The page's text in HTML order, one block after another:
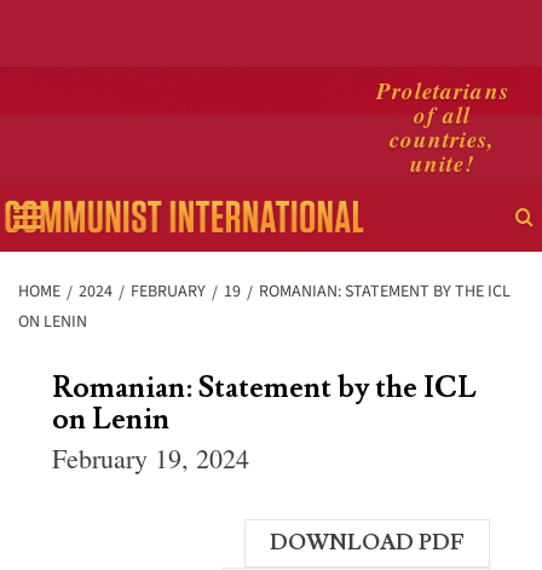
Proletarians
of all
countries,
unite!
Primary
Menu
HOME 2024 FEBRUARY 19
ROMANIAN: STATEMENT BY THE ICL
ON LENIN
Romanian: Statement by the ICL
on Lenin
February 19, 2024
DOWNLOAD PDF